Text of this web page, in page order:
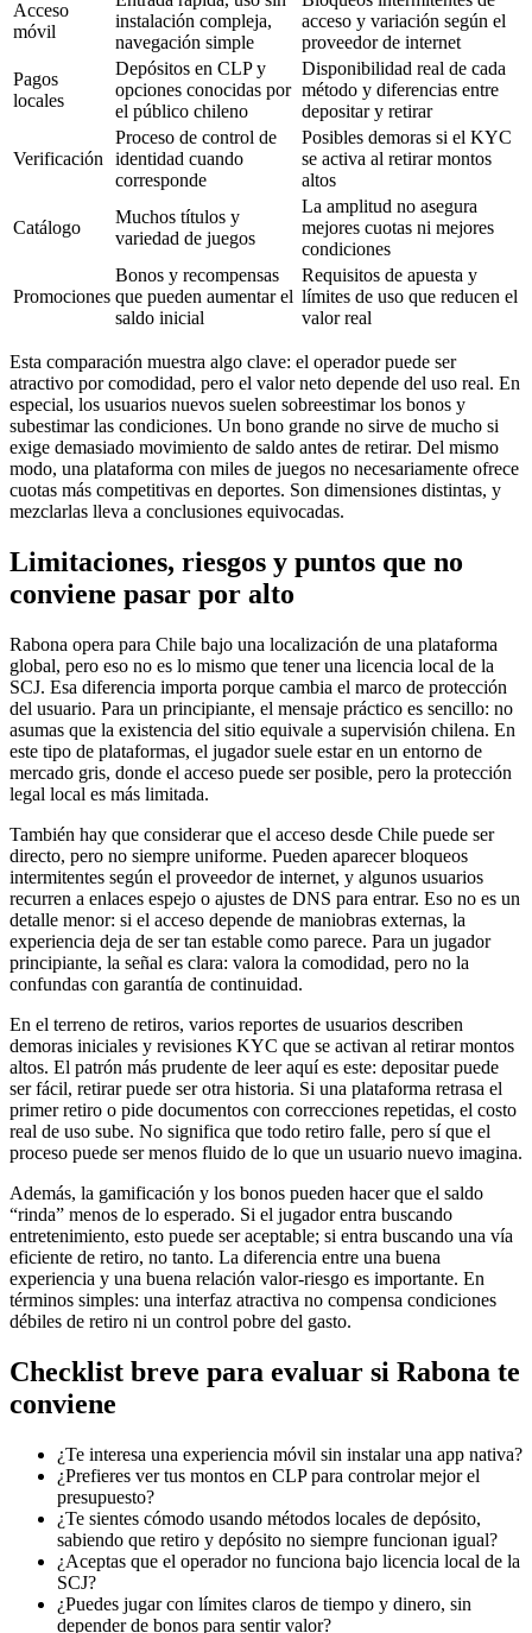
Acceso
móvil
instalación compleja,
navegación simple
acceso y variación según el
proveedor de internet
Pagos
locales
Depósitos en CLP y
opciones conocidas por
el público chileno
Disponibilidad real de cada
método y diferencias entre
depositar y retirar
Verificación
Proceso de control de
identidad cuando
corresponde
Posibles demoras si el KYC
se activa al retirar montos
altos
Catálogo
Muchos títulos y
variedad de juegos
La amplitud no asegura
mejores cuotas ni mejores
condiciones
Promociones
Bonos y recompensas
que pueden aumentar el
saldo inicial
Requisitos de apuesta y
límites de uso que reducen el
valor real
Esta comparación muestra algo clave: el operador puede ser
atractivo por comodidad, pero el valor neto depende del uso real. En
especial, los usuarios nuevos suelen sobreestimar los bonos y
subestimar las condiciones. Un bono grande no sirve de mucho si
exige demasiado movimiento de saldo antes de retirar. Del mismo
modo, una plataforma con miles de juegos no necesariamente ofrece
cuotas más competitivas en deportes. Son dimensiones distintas, y
mezclarlas lleva a conclusiones equivocadas.
Limitaciones, riesgos y puntos que no
conviene pasar por alto
Rabona opera para Chile bajo una localización de una plataforma
global, pero eso no es lo mismo que tener una licencia local de la
SCJ. Esa diferencia importa porque cambia el marco de protección
del usuario. Para un principiante, el mensaje práctico es sencillo: no
asumas que la existencia del sitio equivale a supervisión chilena. En
este tipo de plataformas, el jugador suele estar en un entorno de
mercado gris, donde el acceso puede ser posible, pero la protección
legal local es más limitada.
También hay que considerar que el acceso desde Chile puede ser
directo, pero no siempre uniforme. Pueden aparecer bloqueos
intermitentes según el proveedor de internet, y algunos usuarios
recurren a enlaces espejo o ajustes de DNS para entrar. Eso no es un
detalle menor: si el acceso depende de maniobras externas, la
experiencia deja de ser tan estable como parece. Para un jugador
principiante, la señal es clara: valora la comodidad, pero no la
confundas con garantía de continuidad.
En el terreno de retiros, varios reportes de usuarios describen
demoras iniciales y revisiones KYC que se activan al retirar montos
altos. El patrón más prudente de leer aquí es este: depositar puede
ser fácil, retirar puede ser otra historia. Si una plataforma retrasa el
primer retiro o pide documentos con correcciones repetidas, el costo
real de uso sube. No significa que todo retiro falle, pero sí que el
proceso puede ser menos fluido de lo que un usuario nuevo imagina.
Además, la gamificación y los bonos pueden hacer que el saldo
“rinda” menos de lo esperado. Si el jugador entra buscando
entretenimiento, esto puede ser aceptable; si entra buscando una vía
eficiente de retiro, no tanto. La diferencia entre una buena
experiencia y una buena relación valor-riesgo es importante. En
términos simples: una interfaz atractiva no compensa condiciones
débiles de retiro ni un control pobre del gasto.
Checklist breve para evaluar si Rabona te
conviene
¿Te interesa una experiencia móvil sin instalar una app nativa?
¿Prefieres ver tus montos en CLP para controlar mejor el
presupuesto?
¿Te sientes cómodo usando métodos locales de depósito,
sabiendo que retiro y depósito no siempre funcionan igual?
¿Aceptas que el operador no funciona bajo licencia local de la
SCJ?
¿Puedes jugar con límites claros de tiempo y dinero, sin
depender de bonos para sentir valor?